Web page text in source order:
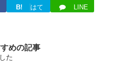
B!
はて
LINE
めの記事
た